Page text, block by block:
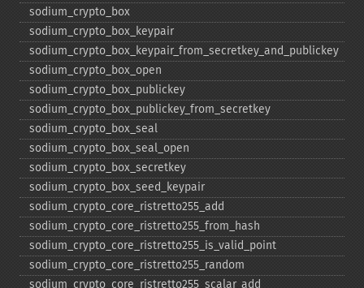
sodium_​crypto_​box
sodium_​crypto_​box_​keypair
sodium_​crypto_​box_​keypair_​from_​secretkey_​and_​publickey
sodium_​crypto_​box_​open
sodium_​crypto_​box_​publickey
sodium_​crypto_​box_​publickey_​from_​secretkey
sodium_​crypto_​box_​seal
sodium_​crypto_​box_​seal_​open
sodium_​crypto_​box_​secretkey
sodium_​crypto_​box_​seed_​keypair
sodium_​crypto_​core_​ristretto255_​add
sodium_​crypto_​core_​ristretto255_​from_​hash
sodium_​crypto_​core_​ristretto255_​is_​valid_​point
sodium_​crypto_​core_​ristretto255_​random
sodium_​crypto_​core_​ristretto255_​scalar_​add